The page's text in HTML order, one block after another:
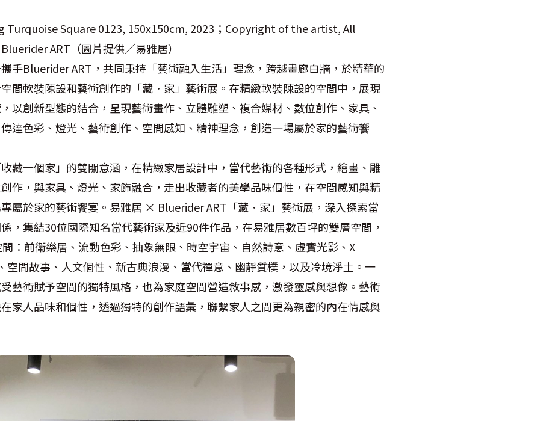
Turquoise Square 0123, 150x150cm, 2023；Copyright of the artist, All
ART（圖片提供／易雅居）
手Bluerider ART，共同秉持「藝術融入生活」理念，跨越畫廊白牆，於精華的
間軟裝陳設和藝術創作的「藏．家」藝術展。在精緻軟裝陳設的空間中，展現
以創新型態的結合，呈現藝術畫作、立體雕塑、複合媒材、數位創作、家具、
達色彩、燈光、藝術創作、空間感知、精神理念，創造一場屬於家的藝術饗
藏一個家」的雙關意涵，在精緻家居設計中，當代藝術的各種形式，繪畫、雕
作，與家具、燈光、家飾融合，走出收藏者的美學品味個性，在空間感知與精
屬於家的藝術饗宴。易雅居 × Bluerider ART「藏．家」藝術展，深入探索當
，集結30位國際知名當代藝術家及近90件作品，在易雅居數百坪的雙層空間，
：前衛樂居、流動色彩、抽象無限、時空宇宙、自然詩意、虛實光影、X
空間故事、人文個性、新古典浪漫、當代禪意、幽靜質樸，以及冷境淨土。一
藝術賦予空間的獨特風格，也為家庭空間營造敘事感，激發靈感與想像。藝術
家人品味和個性，透過獨特的創作語彙，聯繫家人之間更為親密的內在情感與